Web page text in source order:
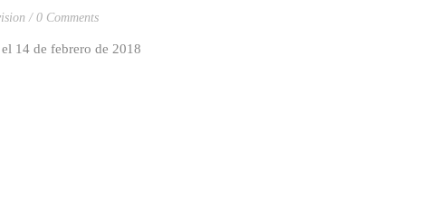
0 Comments
14 de febrero de 2018